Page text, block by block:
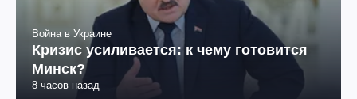
Война в Украине
Кризис усиливается: к чему готовится
Минск?